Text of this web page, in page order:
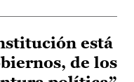
está
de los